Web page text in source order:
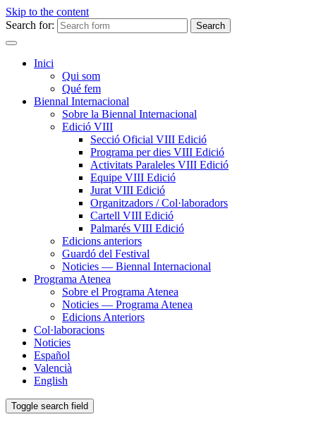
Skip to the content
Search for:
Inici
Qui som
Qué fem
Biennal Internacional
Sobre la Biennal Internacional
Edició VIII
Secció Oficial VIII Edició
Programa per dies VIII Edició
Activitats Paraleles VIII Edició
Equipe VIII Edició
Jurat VIII Edició
Organitzadors / Col·laboradors
Cartell VIII Edició
Palmarés VIII Edició
Edicions anteriors
Guardó del Festival
Noticies — Biennal Internacional
Programa Atenea
Sobre el Programa Atenea
Noticies — Programa Atenea
Edicions Anteriors
Col·laboracions
Noticies
Español
Valencià
English
Toggle search field